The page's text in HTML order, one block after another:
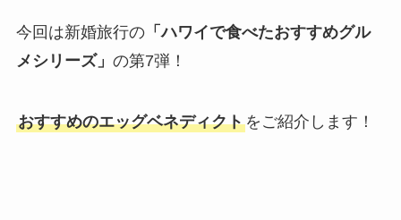
今回は新婚旅行の「ハワイで食べたおすすめグル
メシリーズ」 の第7弾！
おすすめのエッグベネディクトをご紹介します！